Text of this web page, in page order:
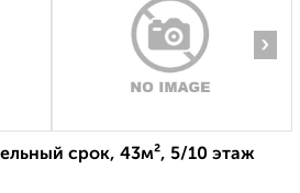
›
срок, 43м², 5/10 этаж